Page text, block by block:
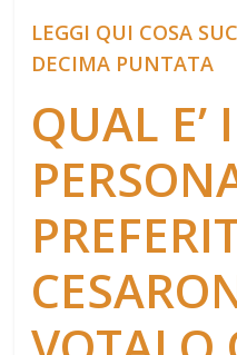
LEGGI QUI COSA
DECIMA PUNTATA
QUAL E’